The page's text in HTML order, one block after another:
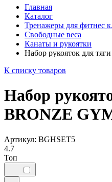
Главная
Каталог
Тренажеры для фитнес
Свободные веса
Канаты и рукоятки
Набор рукояток для
К списку товаров
Набор
BRONZE
Артикул: BGHSET5
4.7
Топ